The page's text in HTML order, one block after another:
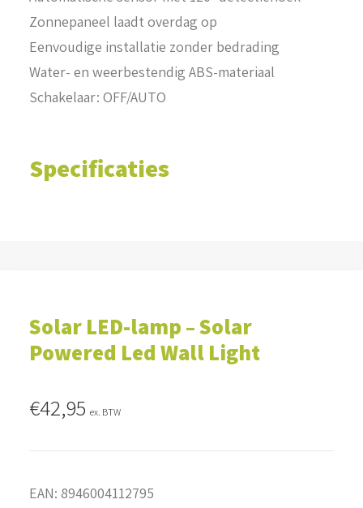
Zonnepaneel laadt overdag op
Eenvoudige installatie zonder bedrading
Water- en weerbestendig ABS-materiaal
Schakelaar: OFF/AUTO
Specificaties
Solar LED-lamp – Solar
Powered Led Wall Light
€42,95 ex. BTW
EAN: 8946004112795